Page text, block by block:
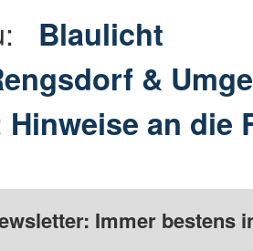
Blaulicht
&
Hinweise an die
Immer bestens